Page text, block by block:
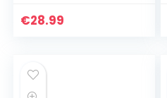
anti-aanbak,
€28.99